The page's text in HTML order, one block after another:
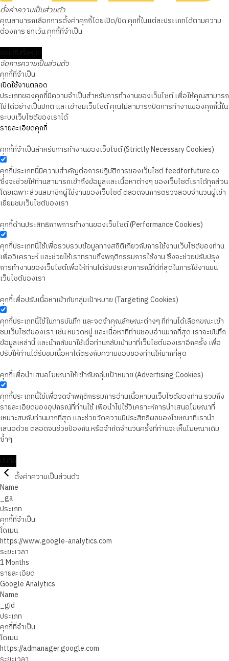
ตั้งค่าความเป็นส่วนตัว
คุณสามารถเลือกการตั้งค่าคุกกี้โดยเปิด/ปิด คุกกี้ในแต่ละประเภทได้ตามความ
ต้องการ ยกเว้น คุกกี้ที่จำเป็น
จัดการความเป็นส่วนตัว
คุกกี้ที่จำเป็น
เปิดใช้งานตลอด
ประเภทของคุกกี้มีความจำเป็นสำหรับการทำงานของเว็บไซต์ เพื่อให้คุณสามารถ
ใช้ได้อย่างเป็นปกติ และเข้าชมเว็บไซต์ คุณไม่สามารถปิดการทำงานของคุกกี้นี้ใน
ระบบเว็บไซต์ของเราได้
รายละเอียดคุกกี้
คุกกี้ที่จำเป็นสำหรับการทำงานของเว็บไซต์ (Strictly Necessary Cookies)
คุกกี้ประเภทนี้มีความสำคัญต่อการปฏิบัติการของเว็บไซต์ feedforfuture.co
ซึ่งจะช่วยให้ท่านสามารถเข้าถึงข้อมูลและเนื้อหาต่างๆ ของเว็บไซต์เราได้ทุกส่วน
โดยเฉพาะส่วนสมาชิกผู้ใช้งานของเว็บไซต์ ตลอดจนการตรวจสอบจำนวนผู้เข้า
เยี่ยมชมเว็บไซต์ของเรา
คุกกี้ด้านประสิทธิภาพการทำงานของเว็บไซต์ (Performance Cookies)
คุกกี้ประเภทนี้ใช้เพื่อรวบรวมข้อมูลทางสถิติเกี่ยวกับการใช้งานเว็บไซต์ของท่าน
เพื่อวิเคราะห์ และช่วยให้เราทราบถึงพฤติกรรมการใช้งาน ซึ่งจะช่วยปรับปรุง
การทำงานของเว็บไซต์เพื่อให้ท่านได้รับประสบการณ์ที่ดีที่สุดในการใช้งานบน
เว็บไซต์ของเรา
คุกกี้เพื่อปรับเนื้อหาเข้ากับกลุ่มเป้าหมาย (Targeting Cookies)
คุกกี้ประเภทนี้ใช้ในการบันทึก และจดจำคุณลักษณะต่างๆ ที่ท่านได้เลือกขณะเข้า
ชมเว็บไซต์ของเรา เช่น หมวดหมู่ และเนื้อหาที่ท่านชอบอ่านมากที่สุด เราจะบันทึก
ข้อมูลเหล่านี้ และนำกลับมาใช้เมื่อท่านกลับเข้ามาที่เว็บไซต์ของเราอีกครั้ง เพื่อ
ปรับให้ท่านได้รับชมเนื้อหาได้ตรงกับความชอบของท่านให้มากที่สุด
คุกกี้เพื่อนำเสนอโฆษณาให้เข้ากับกลุ่มเป้าหมาย (Advertising Cookies)
คุกกี้ประเภทนี้ใช้เพื่อจดจำพฤติกรรมการอ่านเนื้อหาบนเว็บไซต์ของท่าน รวมถึง
รายละเอียดของอุปกรณ์ที่ท่านใช้ เพื่อนำไปใช้วิเคราะห์การนำเสนอโฆษณาที่
เหมาะสมกับท่านมากที่สุด และช่วยวัดความมีประสิทธิผลของโฆษณาที่เรานำ
เสนอด้วย ตลอดจนช่วยป้องกัน หรือจำกัดจำนวนครั้งที่ท่านจะเห็นโฆษณาเดิม
ซ้ำๆ
ตั้งค่าความเป็นส่วนตัว
Name
_ga
ประเภท
คุกกี้ที่จำเป็น
โดเมน
https://www.google-analytics.com
ระยะเวลา
1 Months
รายละเอียด
Google Analytics
Name
_gid
ประเภท
คุกกี้ที่จำเป็น
โดเมน
https://admanager.google.com